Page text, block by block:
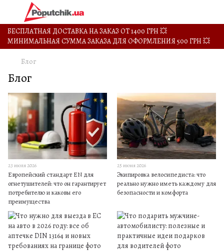
БЕСПЛАТНАЯ ДОСТАВКА НА ЗАКАЗ ОТ 1400 ГРН 💥
МИНИМАЛЬНАЯ СУММА ЗАКАЗА ДЛЯ ОФОРМЛЕНИЯ 500 ГРН 💥
Блог
Блог
23 июля 2026
Европейский стандарт EN для
огнетушителей: что он гарантирует
потребителю и каковы его
преимущества
25 июня 2026
Экипировка велосипедиста: что
реально нужно иметь каждому для
безопасности и комфорта